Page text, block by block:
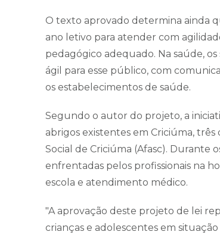
O texto aprovado determina ainda
ano letivo para atender com
pedagógico adequado. Na saúde,
ágil para esse público, com
os estabelecimentos de saúde.
Segundo o autor do projeto, a
abrigos existentes em Criciúma, três
Social de Criciúma (Afasc). Durante
enfrentadas pelos profissionais na
escola e atendimento médico.
"A aprovação deste projeto de lei
crianças e adolescentes em